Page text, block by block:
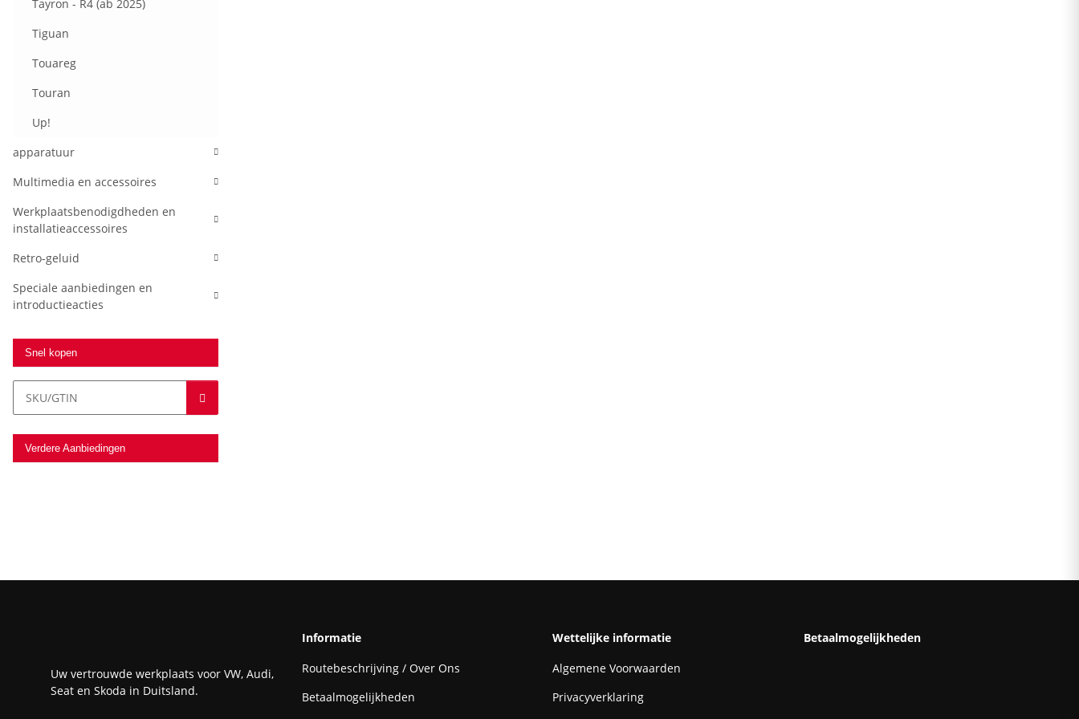
Tayron - R4 (ab 2025)
Tiguan
Touareg
Touran
Up!
apparatuur
Multimedia en accessoires
Werkplaatsbenodigdheden en
installatieaccessoires
Retro-geluid
Speciale aanbiedingen en
introductieacties
Snel kopen
Verdere Aanbiedingen
Uw vertrouwde werkplaats voor VW, Audi,
Seat en Skoda in Duitsland.
Informatie
Routebeschrijving / Over Ons
Betaalmogelijkheden
Wettelijke informatie
Algemene Voorwaarden
Privacyverklaring
Betaalmogelijkheden